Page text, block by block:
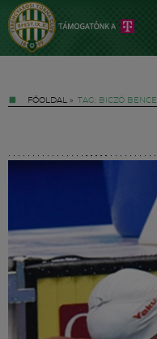
FŐOLDAL » TAG: BICZÓ BENCE
FM YouTube +